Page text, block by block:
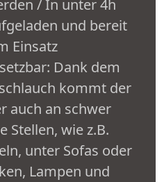
/ In unter 4h
und bereit
Einsatz
Dank dem
kommt der
auch an schwer
Stellen, wie z.B.
unter Sofas oder
Lampen und